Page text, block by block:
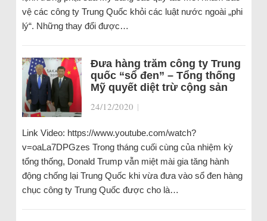
vệ các công ty Trung Quốc khỏi các luật nước ngoài „phi
lý“. Những thay đổi được…
Đưa hàng trăm công ty Trung
quốc “sổ đen” – Tổng thống
Mỹ quyết diệt trừ cộng sản
24/12/2020 |
Link Video: https://www.youtube.com/watch?
v=oaLa7DPGzes Trong tháng cuối cùng của nhiệm kỳ
tổng thống, Donald Trump vẫn miệt mài gia tăng hành
động chống lại Trung Quốc khi vừa đưa vào sổ đen hàng
chục công ty Trung Quốc được cho là…